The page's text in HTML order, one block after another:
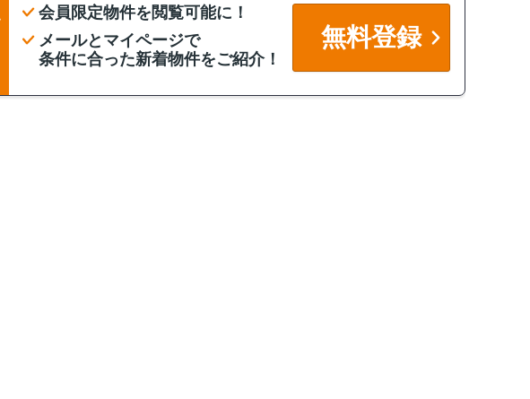
会員限定物件を閲覧可能に！
メールとマイページで
条件に合った新着物件をご紹介！
無料登録